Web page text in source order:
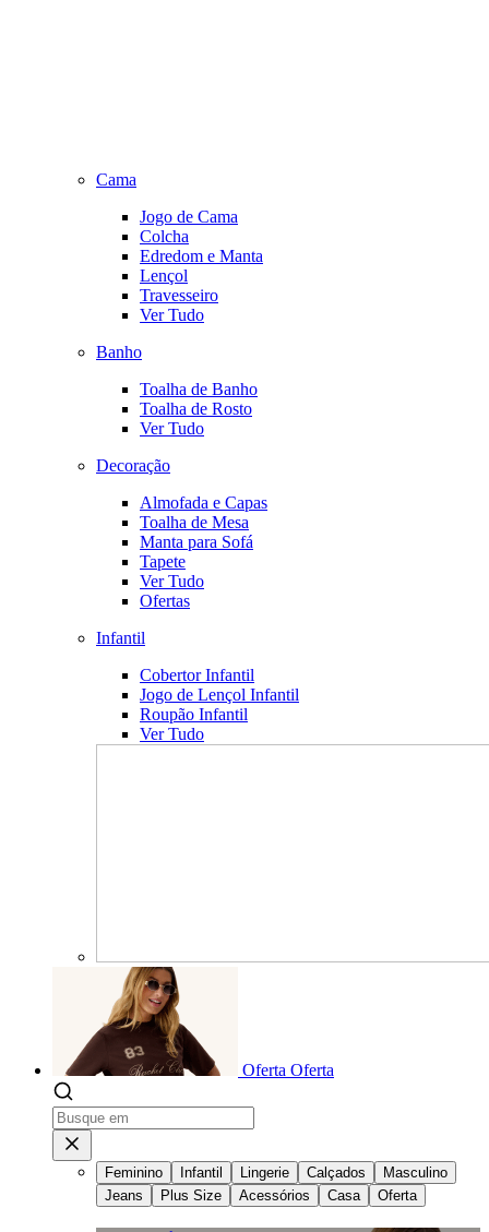
Cama
Jogo de Cama
Colcha
Edredom e Manta
Lençol
Travesseiro
Ver Tudo
Banho
Toalha de Banho
Toalha de Rosto
Ver Tudo
Decoração
Almofada e Capas
Toalha de Mesa
Manta para Sofá
Tapete
Ver Tudo
Ofertas
Infantil
Cobertor Infantil
Jogo de Lençol Infantil
Roupão Infantil
Ver Tudo
Oferta Oferta
Feminino Infantil Lingerie Calçados
Masculino
Jeans
Plus Size Acessórios Casa Oferta